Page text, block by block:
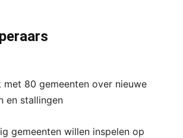
met 80 gemeenten over nieuwe
en stallingen
gemeenten willen inspelen op